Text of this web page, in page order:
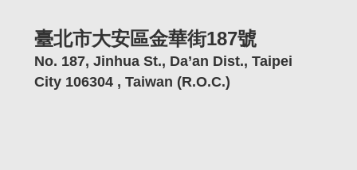
臺北市大安區金華街187號
No. 187, Jinhua St., Da’an Dist., Taipei
City 106304 , Taiwan (R.O.C.)